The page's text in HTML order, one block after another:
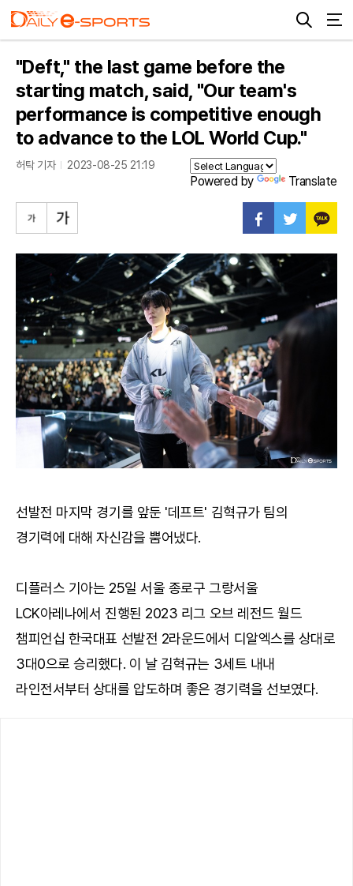
"Deft," the last game before the
starting match, said, "Our team's
performance is competitive enough
to advance to the LOL World Cup."
허탁 기자 2023-08-25 21:19
Powered by Translate
선발전 마지막 경기를 앞둔 '데프트' 김혁규가 팀의
경기력에 대해 자신감을 뿜어냈다.
디플러스 기아는 25일 서울 종로구 그랑서울
LCK아레나에서 진행된 2023 리그 오브 레전드 월드
챔피언십 한국대표 선발전 2라운드에서 디알엑스를 상대로
3대0으로 승리했다. 이 날 김혁규는 3세트 내내
라인전서부터 상대를 압도하며 좋은 경기력을 선보였다.